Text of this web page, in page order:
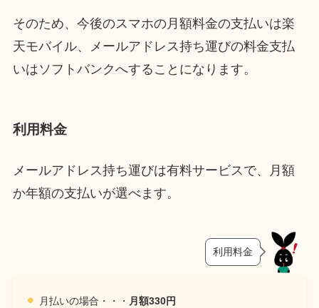
そのため、今後のスマホの月額料金の支払いは楽
天モバイル、メールアドレス持ち運びの料金支払
いはソフトバンクへすることになります。
利用料金
メールアドレス持ち運びは有料サービスで、月額
か年額の支払いが選べます。
利用料金
月払いの場合・・・ 月額330円